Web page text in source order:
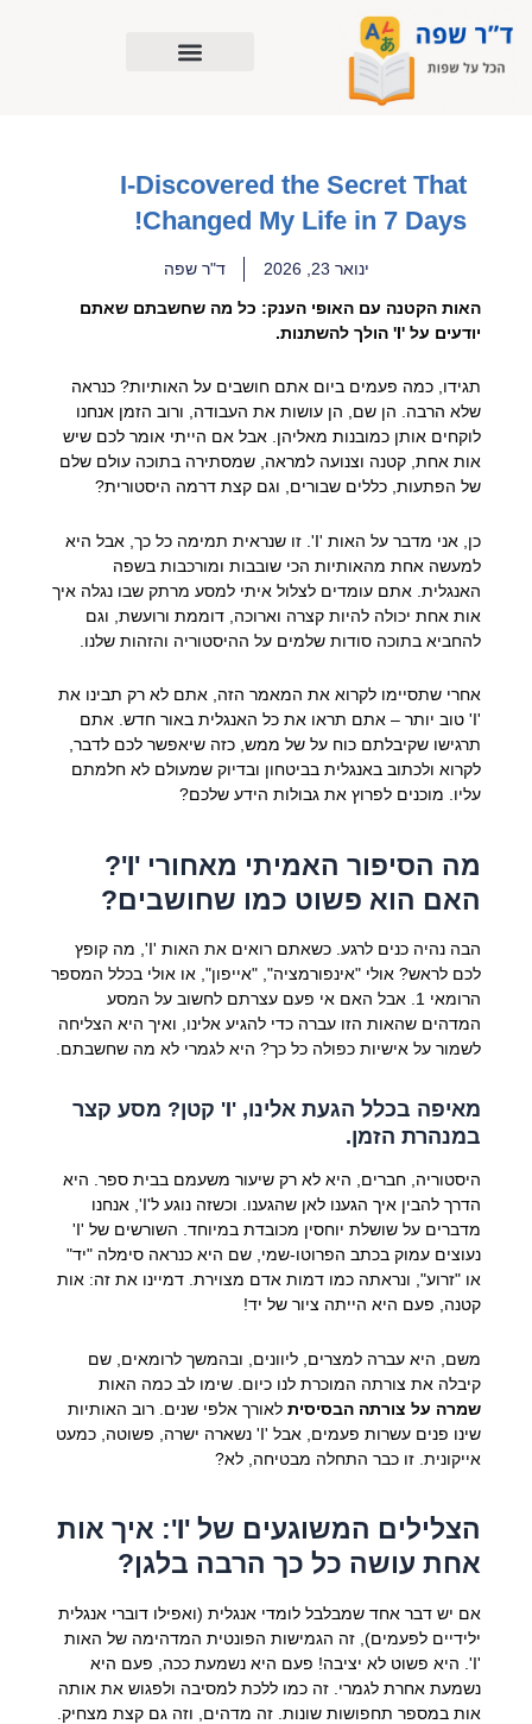
לתוכן
I-Discovered the Secret That
Changed My Life in 7 Days!
ינואר 23, 2026 ד"ר שפה
האות הקטנה עם האופי הענק: כל מה שחשבתם שאתם
יודעים על 'I' הולך להשתנות.
תגידו, כמה פעמים ביום אתם חושבים על האותיות? כנראה
שלא הרבה. הן שם, הן עושות את העבודה, ורוב הזמן אנחנו
לוקחים אותן כמובנות מאליהן. אבל אם הייתי אומר לכם שיש
אות אחת, קטנה וצנועה למראה, שמסתירה בתוכה עולם שלם
של הפתעות, כללים שבורים, וגם קצת דרמה היסטורית?
כן, אני מדבר על האות 'I'. זו שנראית תמימה כל כך, אבל היא
למעשה אחת מהאותיות הכי שובבות ומורכבות בשפה
האנגלית. אתם עומדים לצלול איתי למסע מרתק שבו נגלה איך
אות אחת יכולה להיות קצרה וארוכה, דוממת ורועשת, וגם
להחביא בתוכה סודות שלמים על ההיסטוריה והזהות שלנו.
אחרי שתסיימו לקרוא את המאמר הזה, אתם לא רק תבינו את
'I' טוב יותר – אתם תראו את כל האנגלית באור חדש. אתם
תרגישו שקיבלתם כוח על של ממש, כזה שיאפשר לכם לדבר,
לקרוא ולכתוב באנגלית בביטחון ובדיוק שמעולם לא חלמתם
עליו. מוכנים לפרוץ את גבולות הידע שלכם?
מה הסיפור האמיתי מאחורי 'I'?
האם הוא פשוט כמו שחושבים?
הבה נהיה כנים לרגע. כשאתם רואים את האות 'I', מה קופץ
לכם לראש? אולי "אינפורמציה", "אייפון", או אולי בכלל המספר
הרומאי 1. אבל האם אי פעם עצרתם לחשוב על המסע
המדהים שהאות הזו עברה כדי להגיע אלינו, ואיך היא הצליחה
לשמור על אישיות כפולה כל כך? היא לגמרי לא מה שחשבתם.
מאיפה בכלל הגעת אלינו, 'I' קטן? מסע קצר
במנהרת הזמן.
היסטוריה, חברים, היא לא רק שיעור משעמם בבית ספר. היא
הדרך להבין איך הגענו לאן שהגענו. וכשזה נוגע ל'I', אנחנו
מדברים על שושלת יוחסין מכובדת במיוחד. השורשים של 'I'
נעוצים עמוק בכתב הפרוטו-שמי, שם היא כנראה סימלה "יד"
או "זרוע", ונראתה כמו דמות אדם מצוירת. דמיינו את זה: אות
קטנה, פעם היא הייתה ציור של יד!
משם, היא עברה למצרים, ליוונים, ובהמשך לרומאים, שם
קיבלה את צורתה המוכרת לנו כיום. שימו לב כמה האות
שמרה על צורתה הבסיסיתלאורך אלפי שנים. רוב האותיות
שינו פנים עשרות פעמים, אבל 'I' נשארה ישרה, פשוטה, כמעט
אייקונית. זו כבר התחלה מבטיחה, לא?
הצלילים המשוגעים של 'I': איך אות
אחת עושה כל כך הרבה בלגן?
אם יש דבר אחד שמבלבל לומדי אנגלית (ואפילו דוברי אנגלית
ילידיים לפעמים), זה הגמישות הפונטית המדהימה של האות
'I'. היא פשוט לא יציבה! פעם היא נשמעת ככה, פעם היא
נשמעת אחרת לגמרי. זה כמו ללכת למסיבה ולפגוש את אותה
אות במספר תחפושות שונות. זה מדהים, וזה גם קצת מצחיק.